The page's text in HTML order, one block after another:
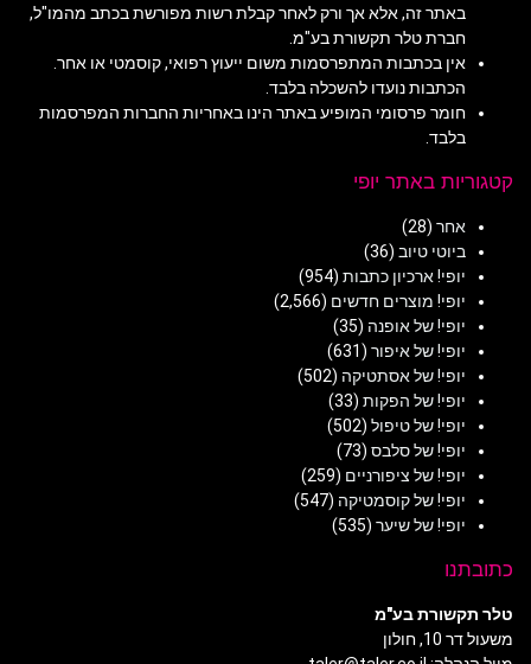
באתר זה, אלא אך ורק לאחר קבלת רשות מפורשת בכתב מהמו"ל,
חברת טלר תקשורת בע"מ.
אין בכתבות המתפרסמות משום ייעוץ רפואי, קוסמטי או אחר.
הכתבות נועדו להשכלה בלבד.
חומר פרסומי המופיע באתר הינו באחריות החברות המפרסמות
בלבד.
קטגוריות באתר יופי
אחר (28)
ביוטי טיוב (36)
יופי! ארכיון כתבות (954)
יופי! מוצרים חדשים (2,566)
יופי! של אופנה (35)
יופי! של איפור (631)
יופי! של אסתטיקה (502)
יופי! של הפקות (33)
יופי! של טיפול (502)
יופי! של סלבס (73)
יופי! של ציפורניים (259)
יופי! של קוסמטיקה (547)
יופי! של שיער (535)
כתובתנו
טלר תקשורת בע"מ
משעול דר 10, חולון